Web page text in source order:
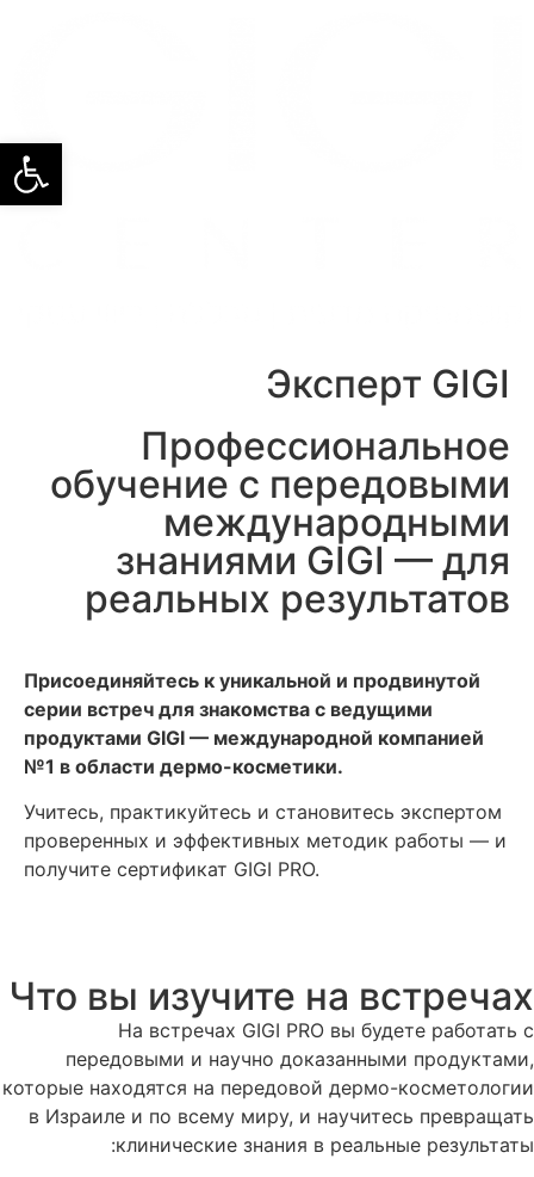
פתח
Эксперт GIGI
Профессиональное
обучение с передовыми
международными
знаниями GIGI — для
реальных результатов
Присоединяйтесь к уникальной и продвинутой
серии встреч для знакомства с ведущими
продуктами GIGI — международной компанией
№1 в области дермо-косметики.
Учитесь, практикуйтесь и становитесь экспертом
проверенных и эффективных методик работы — и
получите сертификат GIGI PRO.
Что вы изучите на встречах
На встречах GIGI PRO вы будете работать с
передовыми и научно доказанными продуктами,
которые находятся на передовой дермо-косметологии
в Израиле и по всему миру, и научитесь превращать
клинические знания в реальные результаты: